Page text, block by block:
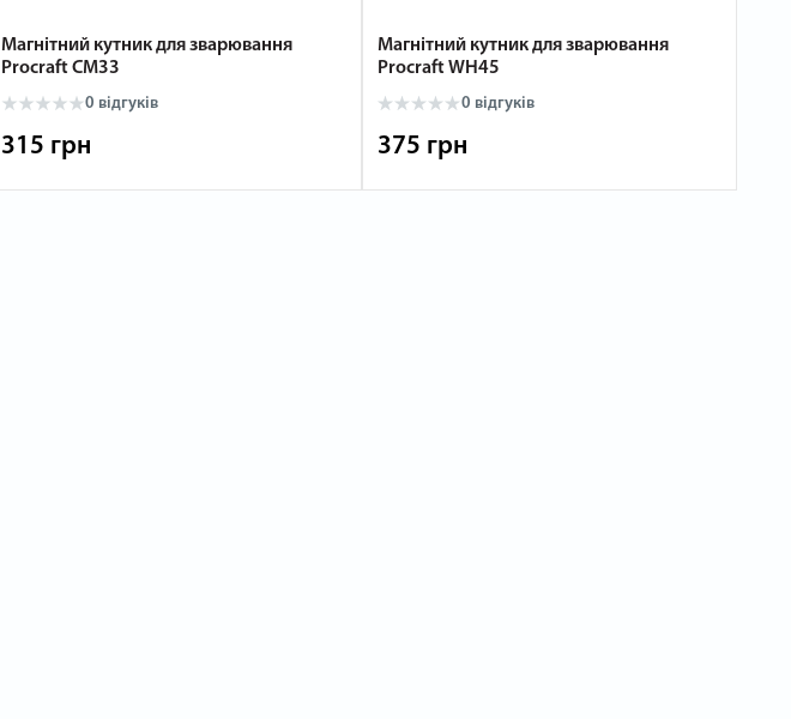
Магнітний кутник для зварювання
Procraft CM33
0 відгуків
315 грн
Магнітний кутник для зварювання
Procraft WH45
0 відгуків
375 грн